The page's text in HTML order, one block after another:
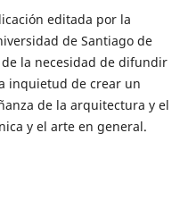
editada por la
de Santiago de
la necesidad de difundir
inquietud de crear un
de la arquitectura y el
y el arte en general.